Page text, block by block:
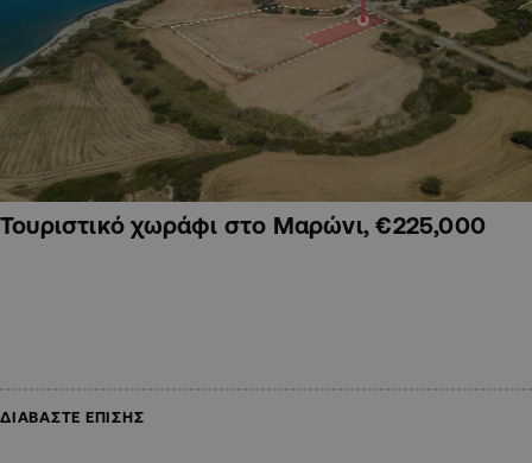
Τουριστικό χωράφι στο Μαρώνι, €225,000
ΔΙΑΒΑΣΤΕ ΕΠΙΣΗΣ